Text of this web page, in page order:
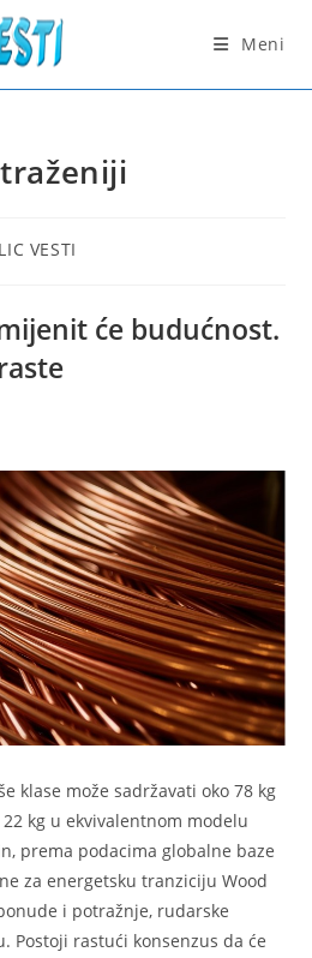
Meni
VESTI
će budućnost.
klase može sadržavati oko 78 kg
kg u ekvivalentnom modelu
prema podacima globalne baze
za energetsku tranziciju Wood
i potražnje, rudarske
Postoji rastući konsenzus da će